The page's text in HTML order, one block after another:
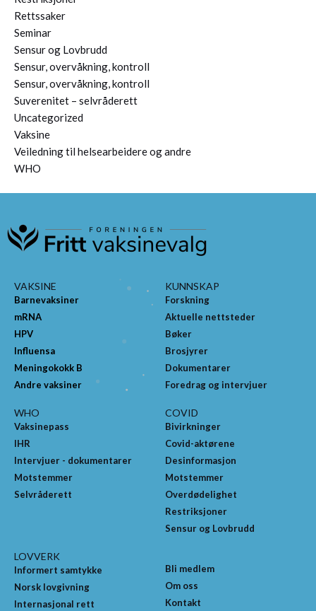
Rettssaker
Seminar
Sensur og Lovbrudd
Sensur, overvåkning, kontroll
Sensur, overvåkning, kontroll
Suverenitet – selvråderett
Uncategorized
Vaksine
Veiledning til helsearbeidere og andre
WHO
VAKSINE
Barnevaksiner
mRNA
HPV
Influensa
Meningokokk B
Andre vaksiner
KUNNSKAP
Forskning
Aktuelle nettsteder
Bøker
Brosjyrer
Dokumentarer
Foredrag og intervjuer
WHO
Vaksinepass
IHR
Intervjuer - dokumentarer
Motstemmer
Selvråderett
COVID
Bivirkninger
Covid-aktørene
Desinformasjon
Motstemmer
Overdødelighet
Restriksjoner
Sensur og Lovbrudd
LOVVERK
Informert samtykke
Norsk lovgivning
Internasjonal rett
Bli medlem
Om oss
Kontakt